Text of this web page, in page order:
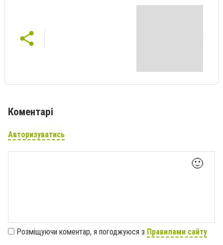
Коментарі
Авторизуватись
🙂
Розміщуючи коментар, я погоджуюся з Правилами сайту